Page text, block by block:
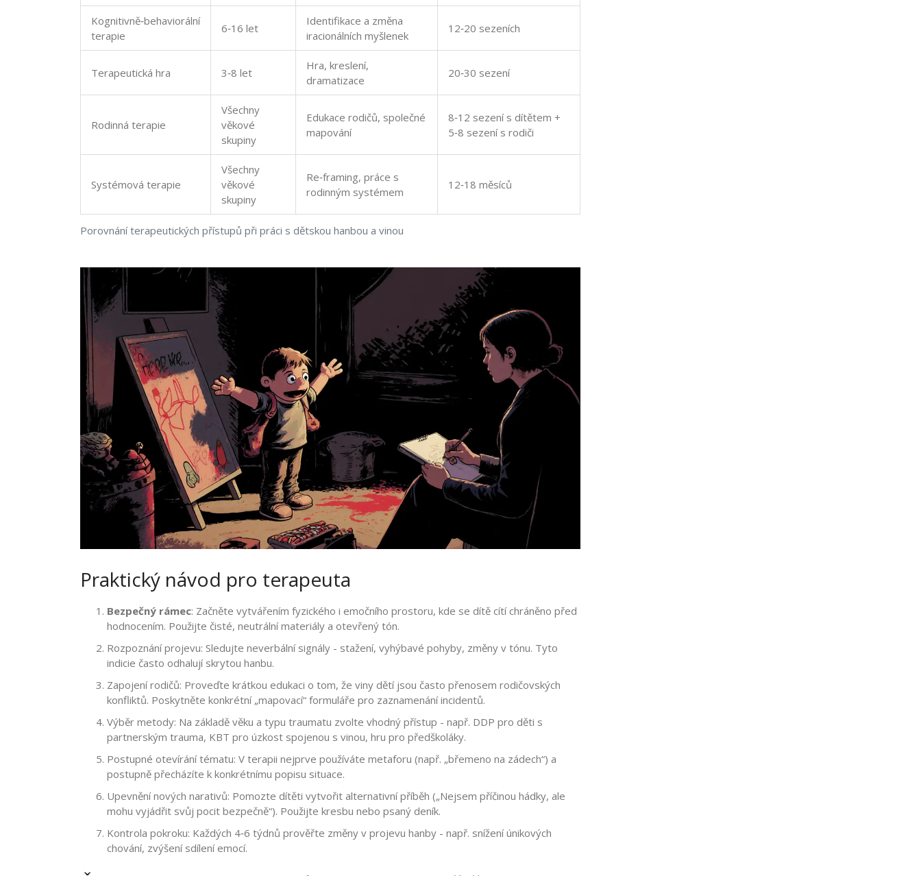
Porovnání terapeutických přístupů při práci s dětskou hanbou a vinou
Kognitivně‑behaviorální
terapie
6‑16 let
Identifikace a změna
iracionálních myšlenek
12‑20 sezeních
Terapeutická hra 3‑8 let
Hra, kreslení,
dramatizace
20‑30 sezení
Rodinná terapie
Všechny
věkové
skupiny
Edukace rodičů, společné
mapování
8‑12 sezení s dítětem +
5‑8 sezení s rodiči
Systémová terapie
Všechny
věkové
skupiny
Re‑framing, práce s
rodinným systémem
12‑18 měsíců
Praktický návod pro terapeuta
Bezpečný rámec: Začněte vytvářením fyzického i emočního prostoru, kde se dítě cítí chráněno před
hodnocením. Použijte čisté, neutrální materiály a otevřený tón.
Rozpoznání projevu: Sledujte neverbální signály - stažení, vyhýbavé pohyby, změny v tónu. Tyto
indicie často odhalují skrytou hanbu.
Zapojení rodičů: Proveďte krátkou edukaci o tom, že viny dětí jsou často přenosem rodičovských
konfliktů. Poskytněte konkrétní „mapovací“ formuláře pro zaznamenání incidentů.
Výběr metody: Na základě věku a typu traumatu zvolte vhodný přístup - např. DDP pro děti s
partnerským trauma, KBT pro úzkost spojenou s vinou, hru pro předškoláky.
Postupné otevírání tématu: V terapii nejprve používáte metaforu (např. „břemeno na zádech“) a
postupně přecházíte k konkrétnímu popisu situace.
Upevnění nových narativů: Pomozte dítěti vytvořit alternativní příběh („Nejsem příčinou hádky, ale
mohu vyjádřit svůj pocit bezpečně“). Použijte kresbu nebo psaný deník.
Kontrola pokroku: Každých 4‑6 týdnů prověřte změny v projevu hanby - např. snížení únikových
chování, zvýšení sdílení emocí.